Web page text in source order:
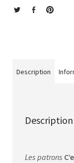
Description
Description
Les patrons